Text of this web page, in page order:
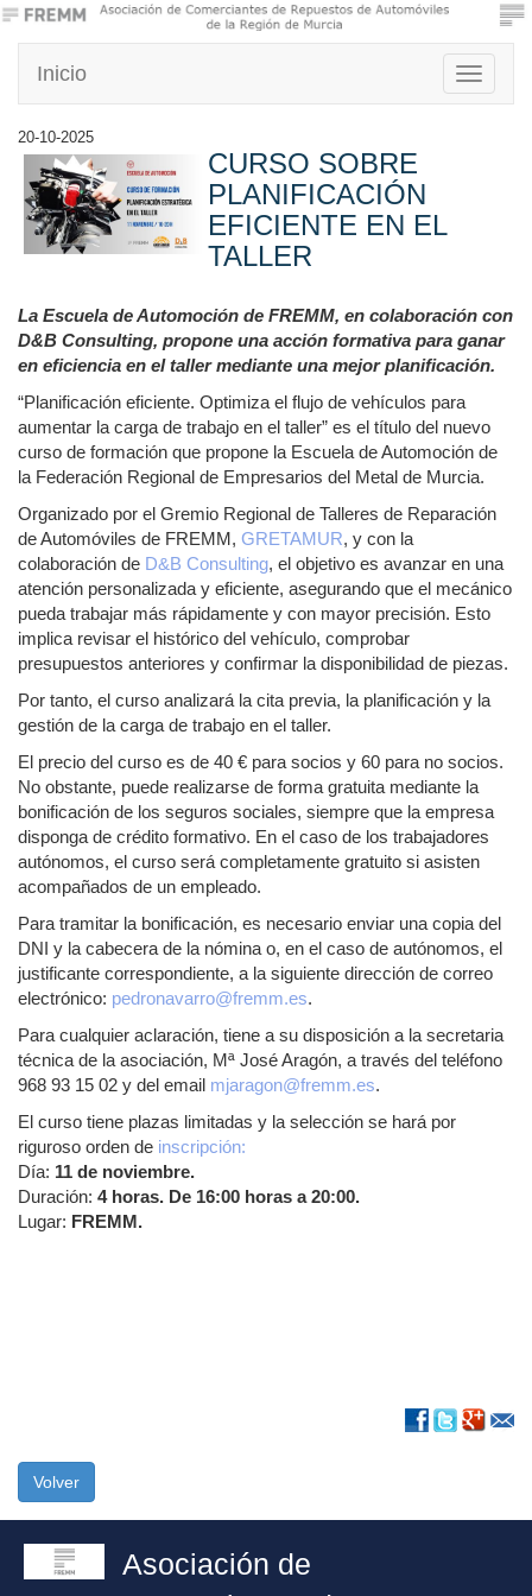
Toggle
Inicio
20-10-2025
CURSO SOBRE
PLANIFICACIÓN
EFICIENTE EN EL
TALLER
La Escuela de Automoción de FREMM, en colaboración con
D&B Consulting, propone una acción formativa para ganar
en eficiencia en el taller mediante una mejor planificación.
“Planificación eficiente. Optimiza el flujo de vehículos para
aumentar la carga de trabajo en el taller” es el título del nuevo
curso de formación que propone la Escuela de Automoción de
la Federación Regional de Empresarios del Metal de Murcia.
Organizado por el Gremio Regional de Talleres de Reparación
de Automóviles de FREMM, GRETAMUR, y con la
colaboración de D&B Consulting, el objetivo es avanzar en una
atención personalizada y eficiente, asegurando que el mecánico
pueda trabajar más rápidamente y con mayor precisión. Esto
implica revisar el histórico del vehículo, comprobar
presupuestos anteriores y confirmar la disponibilidad de piezas.
Por tanto, el curso analizará la cita previa, la planificación y la
gestión de la carga de trabajo en el taller.
El precio del curso es de 40 € para socios y 60 para no socios.
No obstante, puede realizarse de forma gratuita mediante la
bonificación de los seguros sociales, siempre que la empresa
disponga de crédito formativo. En el caso de los trabajadores
autónomos, el curso será completamente gratuito si asisten
acompañados de un empleado.
Para tramitar la bonificación, es necesario enviar una copia del
DNI y la cabecera de la nómina o, en el caso de autónomos, el
justificante correspondiente, a la siguiente dirección de correo
electrónico: pedronavarro@fremm.es.
Para cualquier aclaración, tiene a su disposición a la secretaria
técnica de la asociación, Mª José Aragón, a través del teléfono
968 93 15 02 y del email mjaragon@fremm.es.
El curso tiene plazas limitadas y la selección se hará por
riguroso orden de inscripción:
Día: 11 de noviembre.
Duración: 4 horas. De 16:00 horas a 20:00.
Lugar: FREMM.
Volver
Asociación de